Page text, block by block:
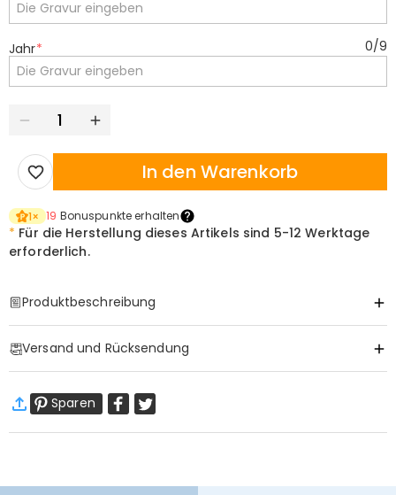
Jahr* 0/9
In den Warenkorb
1× 19 Bonuspunkte erhalten
* Für die Herstellung dieses Artikels sind 5-12 Werktage
erforderlich.
Produktbeschreibung
Versand und Rücksendung
Standardversand
9-18
Arbeitstage
Mehr erfahren
Sparen